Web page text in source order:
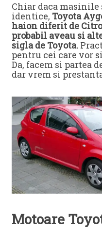
Chiar daca
identice, Toyota
haion diferit de
probabil aveau si
sigla de Toyota.
pentru cei care vor
Da, facem si partea
dar vrem si
Motoare